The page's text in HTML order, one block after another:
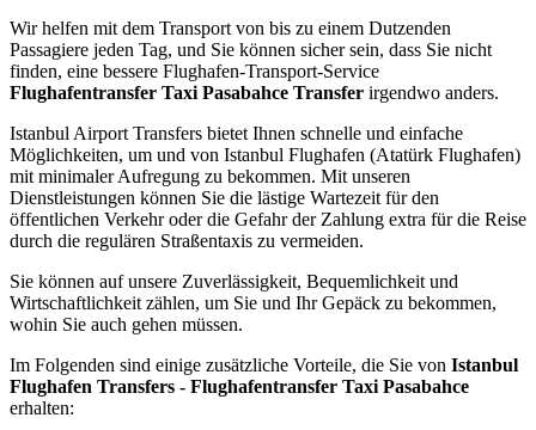
Wir helfen mit dem Transport von bis zu einem Dutzenden
Passagiere jeden Tag, und Sie können sicher sein, dass Sie nicht
finden, eine bessere Flughafen-Transport-Service
Flughafentransfer Taxi Pasabahce Transfer irgendwo anders.
Istanbul Airport Transfers bietet Ihnen schnelle und einfache
Möglichkeiten, um und von Istanbul Flughafen (Atatürk Flughafen)
mit minimaler Aufregung zu bekommen. Mit unseren
Dienstleistungen können Sie die lästige Wartezeit für den
öffentlichen Verkehr oder die Gefahr der Zahlung extra für die Reise
durch die regulären Straßentaxis zu vermeiden.
Sie können auf unsere Zuverlässigkeit, Bequemlichkeit und
Wirtschaftlichkeit zählen, um Sie und Ihr Gepäck zu bekommen,
wohin Sie auch gehen müssen.
Im Folgenden sind einige zusätzliche Vorteile, die Sie von Istanbul
Flughafen Transfers - Flughafentransfer Taxi Pasabahce
erhalten: